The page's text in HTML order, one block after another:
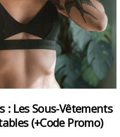
: Les Sous-Vêtements
(+code Promo)